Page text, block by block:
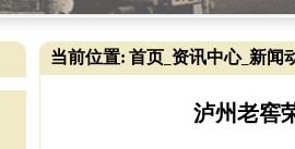
当前位置: 首页 资讯中心_ 新闻
泸州老窖